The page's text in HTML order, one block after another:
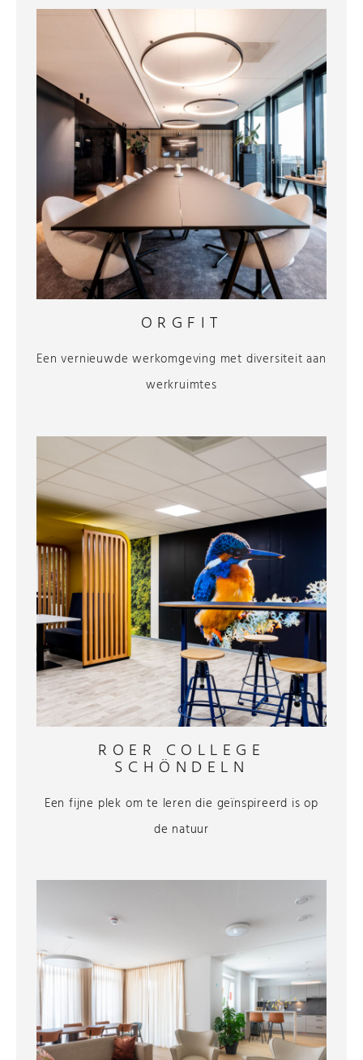
ORGFIT
Een vernieuwde werkomgeving met diversiteit aan
werkruimtes
ROER COLLEGE
SCHÖNDELN
Een fijne plek om te leren die geïnspireerd is op
de natuur